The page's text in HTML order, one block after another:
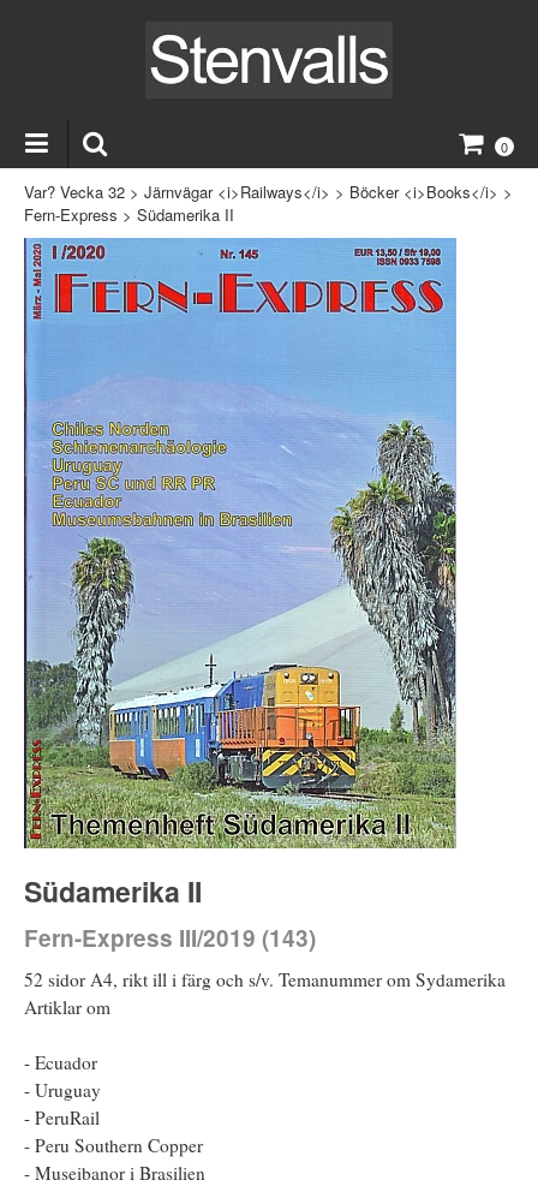
0
Var? Vecka 32 > Järnvägar <i>Railways</i> > Böcker <i>Books</i> >
Fern-Express > Südamerika II
Südamerika II
Fern-Express III/2019 (143)
52 sidor A4, rikt ill i färg och s/v. Temanummer om Sydamerika
Artiklar om
- Ecuador
- Uruguay
- PeruRail
- Peru Southern Copper
- Museibanor i Brasilien